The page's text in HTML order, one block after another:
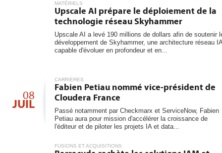
MATÉRIELS
Upscale AI prépare le déploiement de la
technologie réseau Skyhammer
Upscale AI a levé 190 millions de dollars afin de soutenir
développement de Skyhammer, une architecture réseau IA
capable d'évoluer en profondeur et en...
08
JUIL
CARRIÈRES
Fabien Petiau nommé vice-président de
Cloudera France
Passé notamment par Checkmarx et ServiceNow, Fabien
Petiau aura pour mission d'accélérer la croissance de
l'éditeur et de piloter les projets IA et data...
FUSIONS ET ACQUISITIONS